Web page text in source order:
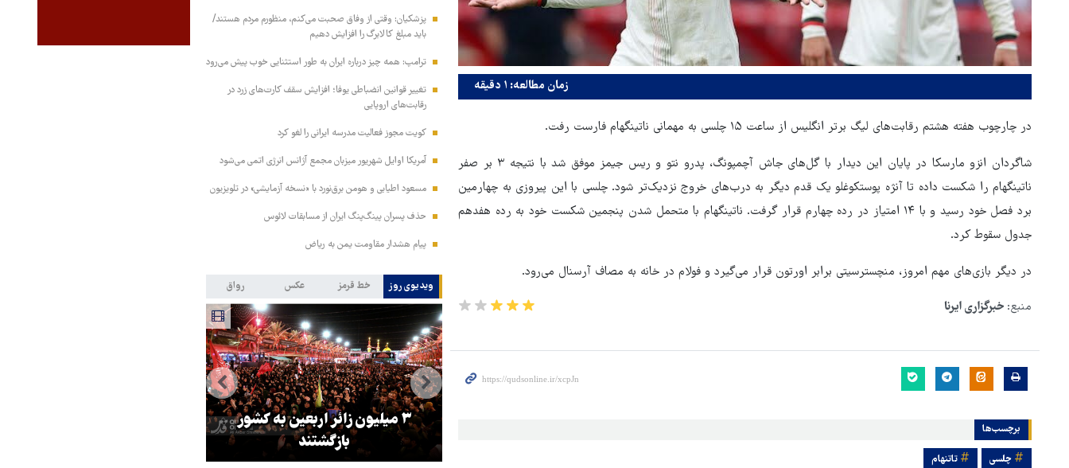
زمان مطالعه: ۱ دقیقه
در چارچوب هفته هشتم رقابت‌های لیگ برتر انگلیس از ساعت ۱۵ چلسی به مهمانی ناتینگهام فارست رفت.
شاگردان انزو مارسکا در پایان این دیدار با گل‌های جاش آچمپونگ، پدرو نتو و ریس جیمز موفق شد با نتیجه ۳ بر صفر
ناتینگهام را شکست داده تا آنژه پوستکوغلو یک قدم دیگر به درب‌های خروج نزدیک‌تر شود. چلسی با این پیروزی به چهارمین
برد فصل خود رسید و با ۱۴ امتیاز در رده چهارم قرار گرفت. ناتینگهام با متحمل شدن پنجمین شکست خود به رده هفدهم
جدول سقوط کرد.
در دیگر بازی‌های مهم امروز، منچسترسیتی برابر اورتون قرار می‌گیرد و فولام در خانه به مصاف آرسنال می‌رود.
منبع: خبرگزاری ایرنا
برچسب‌ها
چلسی تاتنهام
پزشکیان: وقتی از وفاق صحبت می‌کنم، منظورم مردم هستند/
باید مبلغ کالابرگ را افزایش دهیم
ترامپ: همه چیز درباره ایران به طور استثنایی خوب پیش می‌رود
تغییر قوانین انضباطی یوفا؛ افزایش سقف کارت‌های زرد در
رقابت‌های اروپایی
کویت مجوز فعالیت مدرسه ایرانی را لغو کرد
آمریکا اوایل شهریور میزبان مجمع آژانس انرژی اتمی می‌شود
مسعود اطیابی و هومن برق‌نورد با «نسخه آزمایشی» در تلویزیون
حذف پسران پینگ‌پنگ ایران از مسابقات لائوس
پیام هشدار مقاومت یمن به ریاض
ویدیوی روز خط قرمز عکس رواق
۳ میلیون زائر اربعین به کشور
بازگشتند